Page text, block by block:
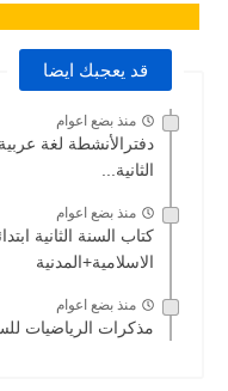
قد يعجبك ايضا
منذ بضع اعوام
دفترالأنشطة لغة
الثانية...
منذ بضع اعوام
كتاب السنة الثانية
الاسلامية+المدنية
منذ بضع اعوام
مذكرات الرياضيات